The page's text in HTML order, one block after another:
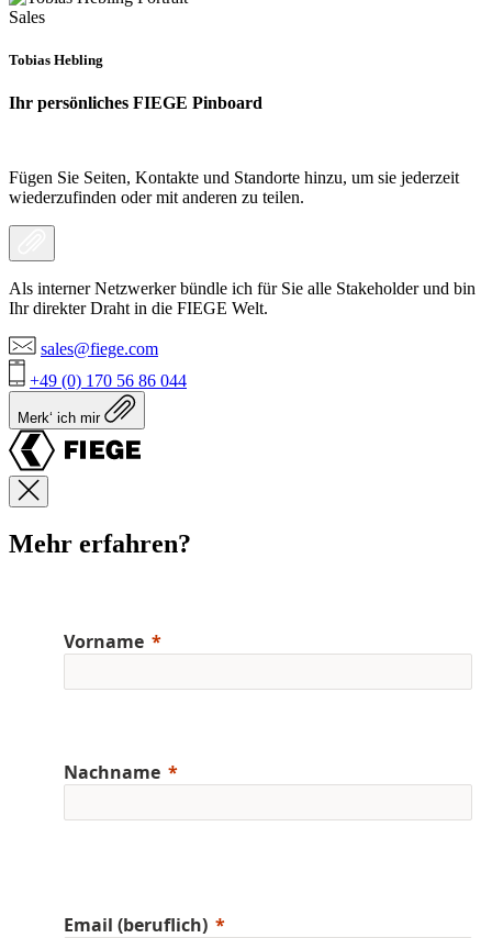
Sales
Tobias Hebling
Ihr persönliches FIEGE Pinboard
Fügen Sie Seiten, Kontakte und Standorte hinzu, um sie jederzeit
wiederzufinden oder mit anderen zu teilen.
Als interner Netzwerker bündle ich für Sie alle Stakeholder und bin
Ihr direkter Draht in die FIEGE Welt.
sales@fiege.com
+49 (0) 170 56 86 044
Merk‘ ich mir
Mehr erfahren?
Vorname
Nachname
Email (beruflich)